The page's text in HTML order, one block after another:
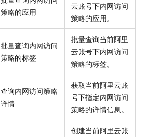
策略的应用
云账号下内网访问
策略的应用。
批量查询内网访问
策略的标签
批量查询当前阿里
云账号下内网访问
策略的标签。
查询内网访问策略
详情
获取当前阿里云账
号下指定内网访问
策略的详情信息。
创建当前阿里云账